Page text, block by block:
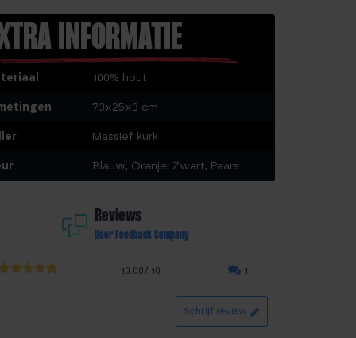
INFORMATIE
100% hout
73x25x3 cm
Massief kurk
Blauw, Oranje, Zwart, Paars
Reviews
Door Feedback Company
10.00/ 10 1
Schrijf review